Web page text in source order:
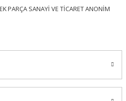
PARÇA SANAYİ VE TİCARET ANONİM